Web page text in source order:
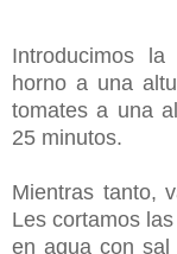
Introducimos
horno a una
tomates a una
25 minutos.
Mientras tanto,
Les cortamos
en agua con sal